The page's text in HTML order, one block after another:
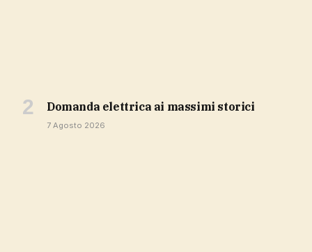
domanda elettrica ai massimi storici
7 Agosto 2026